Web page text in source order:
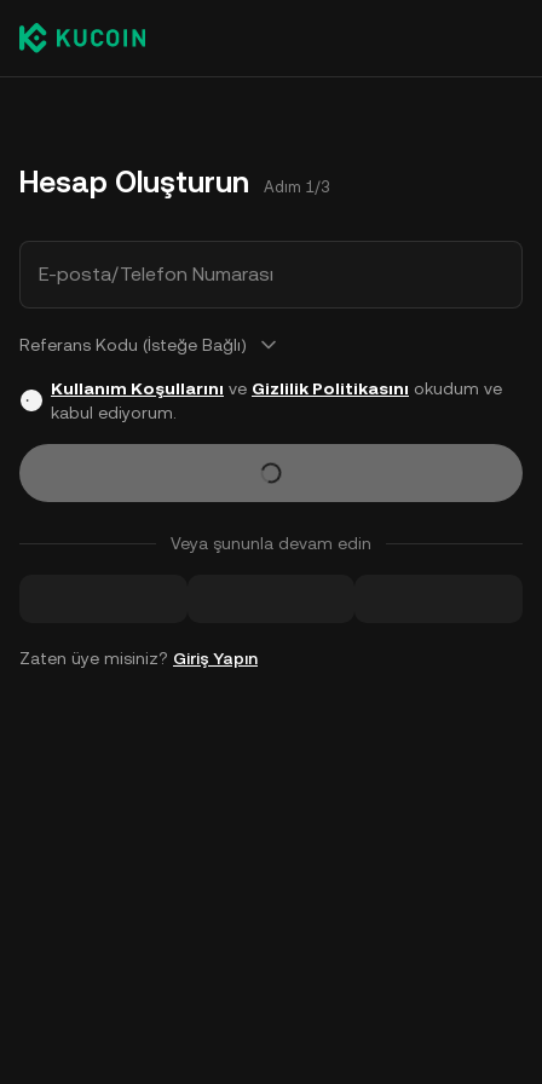
Hesap Oluşturun Adım 1/3
E-posta/Telefon Numarası
Referans Kodu (İsteğe Bağlı)
Kullanım Koşullarını ve Gizlilik Politikasını okudum ve
kabul ediyorum.
Veya şununla devam edin
Zaten üye misiniz? Giriş Yapın